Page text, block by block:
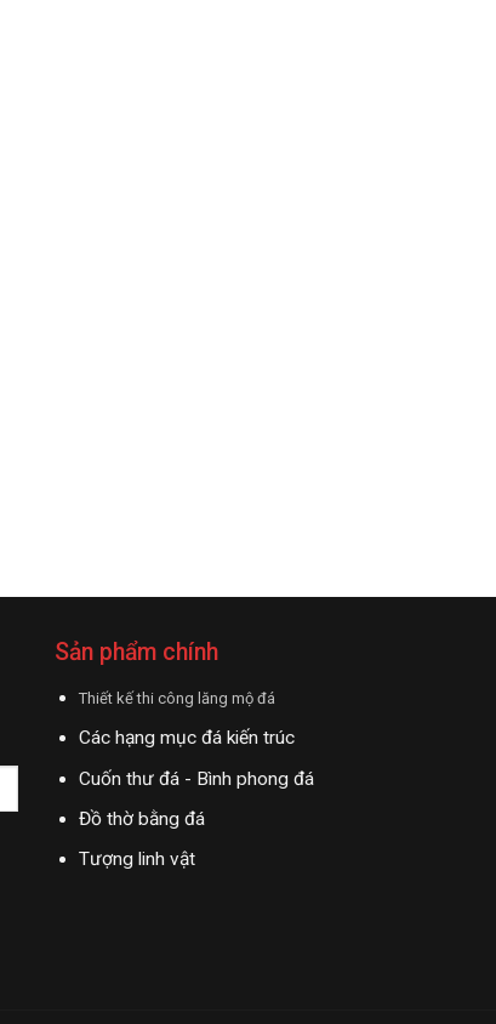
Sản phẩm chính
Thiết kế thi công lăng mộ đá
Các hạng mục đá kiến trúc
Cuốn thư đá - Bình phong đá
Đồ thờ bằng đá
Tượng linh vật